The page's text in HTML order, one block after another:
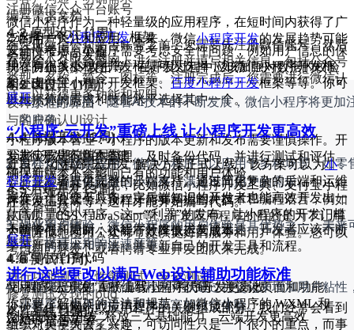
编写需求文档
4.2 原型设计 (1周)
设计小程序原型图
与客户确认原型图
4.3 UI设计 (1周)
设计小程序界面
与客户确认UI设计
4.4 前端开发 (2周)
开发小程序前端页面
实现前端交互逻辑
4.5 后端开发 (3周)
开发后端接口
实现业务逻辑
数据库设计
4.6 测试 (1周)
进行功能测试、性能测试、安全测试
修复测试发现的bug
4.7 上线 (1周)
安全性考虑：小程序需要考虑安全性问题，例如用户信息的保
护，防止 XSS 攻击等。在开发过程中应该加强对数据的校验
和处理。
小程序版本管理：小程序的版本更新和发布需要谨慎操作。开
发者应该进行版本管理，及时备份代码，并进行测试和评估，
确保新版本不会影响已有的功能和用户体验。
不断学习和更新：小程序开发技术发展迅速，开发者应该不断
学习新的技术和方法，并更新自己的开发工具和流程。
注册微信公众平台账号
在注册微信公众平台账号之前，您需要先注册微信账号。然后
在微信公众平台官网上进行注册并填写相关信息，包括公众号
类型、名称、简介、图标等。注册完成后，您需要进行微信认
证，以获得更多功能和权限。
开发公众号应用程序
开发微信公众号应用程序需要掌握相关技术和编程语言，例如
HTML、CSS、JavaScript等。开发应用程序的目的是为了让用
户更方便地使用公众号，提供更好的服务和用户体验。您可以
考虑自己开发，或者聘请专业开发团队来完成。
发布内容和互动
2.选择一个小程序开发框架
现在有很多小程序开发框架可以选择，如微信小程序开发框
架、支付宝小程序开发框架、 百度小程序开发框架等等。你可
以根据你的需求和技能水平选择其中一个。
3.进行开发环境的搭建
安装并配置开发环境，比如微信小程序开发工具、支付宝小程
序开发工具等等，这样才能开始编写代码。
4.编写小程序代码
使用框架提供的 API 编写小程序代码，并设计页面和功能。
你需要了解框架的语法和规范，如微信小程序的 WXML 和
WXSS 语言等等。
微信小程序作为一种轻量级的应用程序，在短时间内获得了广
泛的用户关注和应用。未来，微信小程序开发的发展趋势可能
会朝以下方向发展：
AI技术的应用：随着AI技术的不断发展，微信小程序将更
的服务。
多样化的场景应用：微信小程序可以应用于多种场景，如
出更多场景化的微信小程序，满足不同用户的需求。
强化用户体验：微信小程序的用户体验是其优势之一，未
计、提高应用响应速度等。
小程序社交化：微信小程序可以通过社交化来增加用户粘
小程序，为用户提供更加丰富的社交体验。
展开
“小程序·云开发”重磅上线 让小程序开发更高效
近日，“小程序·云开发”解决方案正式上线，该方案可以为小
程序开发者提供完整的云端支持。通过简化复杂的后端和运维
操作，让即便不具备一定后端知识的开发者也能高效开发出一
款高质量的小程序。这一“利器”的发布，让小程序的开发门槛
大幅降低。同时，还能有效降低运营成本。
“小程序·云开发”重磅上线 让小程序开发更高效
“小程序 • 云开发”释放三大基础能力，云端开发更高效
展开
进行这些更改以满足Web设计辅助功能标准
设计是任何网站或应用程序的关键组成部分，我们经常会看到
组织对美学失去了兴趣，可访问性只是一个很小的重点，而事